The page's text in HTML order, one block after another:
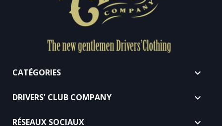
CATÉGORIES 
DRIVERS' CLUB COMPANY 
RÉSEAUX SOCIAUX 